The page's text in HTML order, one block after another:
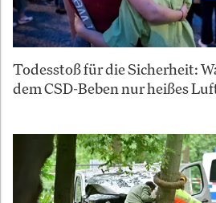
Todesstoß für die Sicherheit:
dem CSD-Beben nur heißes